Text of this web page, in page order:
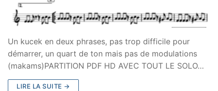
Un kucek en deux phrases, pas trop difficile pour
démarrer, un quart de ton mais pas de modulations
(makams)PARTITION PDF HD AVEC TOUT LE SOLO…
LIRE LA SUITE →